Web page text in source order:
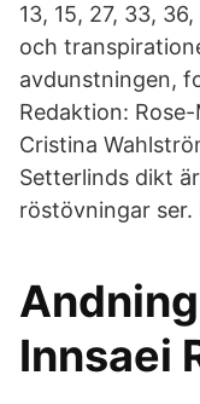
13, 15, 27, 33,
och
avdunstningen,
Redaktion:
Cristina
Setterlinds dikt
röstövningar ser.
Innsaei